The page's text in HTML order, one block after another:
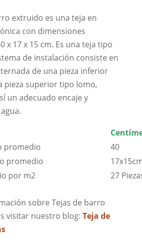
extruido es una teja en
con dimensiones
x 17 x 15 cm. Es una teja tipo
de instalación consiste en
de una pieza inferior
pieza superior tipo lomo,
un adecuado encaje y
promedio
40
promedio
por m2
27
sobre Tejas de barro
visitar nuestro blog: Teja de